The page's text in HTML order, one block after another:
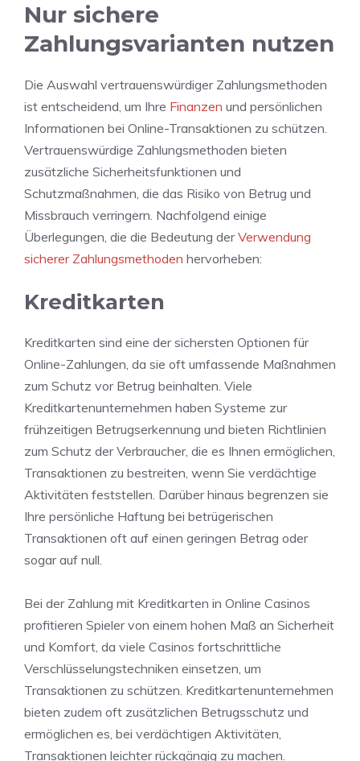
Nur sichere
Zahlungsvarianten nutzen
Die Auswahl vertrauenswürdiger Zahlungsmethoden
ist entscheidend, um Ihre Finanzen und persönlichen
Informationen bei Online-Transaktionen zu schützen.
Vertrauenswürdige Zahlungsmethoden bieten
zusätzliche Sicherheitsfunktionen und
Schutzmaßnahmen, die das Risiko von Betrug und
Missbrauch verringern. Nachfolgend einige
Überlegungen, die die Bedeutung derVerwendung
sicherer Zahlungsmethoden hervorheben:
Kreditkarten
Kreditkarten sind eine der sichersten Optionen für
Online-Zahlungen, da sie oft umfassende Maßnahmen
zum Schutz vor Betrug beinhalten. Viele
Kreditkartenunternehmen haben Systeme zur
frühzeitigen Betrugserkennung und bieten Richtlinien
zum Schutz der Verbraucher, die es Ihnen ermöglichen,
Transaktionen zu bestreiten, wenn Sie verdächtige
Aktivitäten feststellen. Darüber hinaus begrenzen sie
Ihre persönliche Haftung bei betrügerischen
Transaktionen oft auf einen geringen Betrag oder
sogar auf null.
Bei der Zahlung mit Kreditkarten in Online Casinos
profitieren Spieler von einem hohen Maß an Sicherheit
und Komfort, da viele Casinos fortschrittliche
Verschlüsselungstechniken einsetzen, um
Transaktionen zu schützen. Kreditkartenunternehmen
bieten zudem oft zusätzlichen Betrugsschutz und
ermöglichen es, bei verdächtigen Aktivitäten,
Transaktionen leichter rückgängig zu machen.